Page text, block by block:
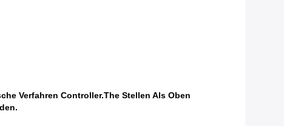
Verfahren Controller.The Stellen Als Oben